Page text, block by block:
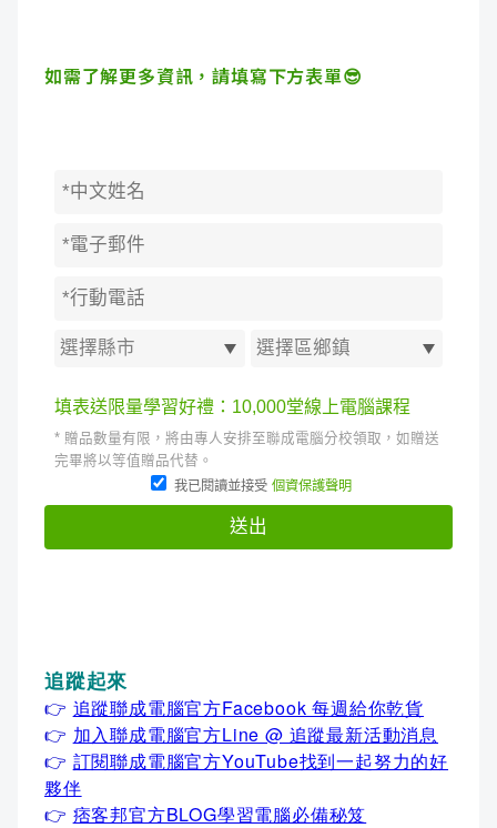
如需了解更多資訊，請填寫下方表單😎
追蹤起來
👉 追蹤聯成電腦官方Facebook 每週給你乾貨
👉 加入聯成電腦官方Line @ 追蹤最新活動消息
👉 訂閱聯成電腦官方YouTube找到一起努力的好
夥伴
👉 痞客邦官方BLOG學習電腦必備秘笈